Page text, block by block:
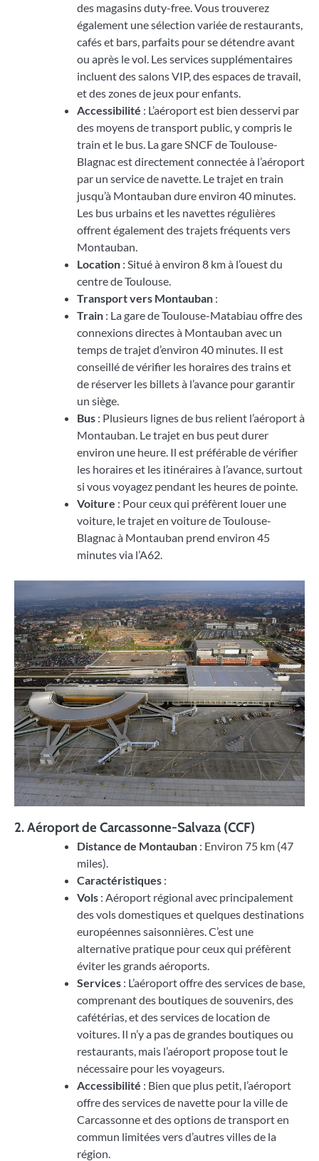
des magasins duty-free. Vous trouverez
également une sélection variée de restaurants,
cafés et bars, parfaits pour se détendre avant
ou après le vol. Les services supplémentaires
incluent des salons VIP, des espaces de travail,
et des zones de jeux pour enfants.
Accessibilité : L’aéroport est bien desservi par
des moyens de transport public, y compris le
train et le bus. La gare SNCF de Toulouse-
Blagnac est directement connectée à l’aéroport
par un service de navette. Le trajet en train
jusqu’à Montauban dure environ 40 minutes.
Les bus urbains et les navettes régulières
offrent également des trajets fréquents vers
Montauban.
Location : Situé à environ 8 km à l’ouest du
centre de Toulouse.
Transport vers Montauban :
Train : La gare de Toulouse-Matabiau offre des
connexions directes à Montauban avec un
temps de trajet d’environ 40 minutes. Il est
conseillé de vérifier les horaires des trains et
de réserver les billets à l’avance pour garantir
un siège.
Bus : Plusieurs lignes de bus relient l’aéroport à
Montauban. Le trajet en bus peut durer
environ une heure. Il est préférable de vérifier
les horaires et les itinéraires à l’avance, surtout
si vous voyagez pendant les heures de pointe.
Voiture : Pour ceux qui préfèrent louer une
voiture, le trajet en voiture de Toulouse-
Blagnac à Montauban prend environ 45
minutes via l’A62.
2.Aéroport de Carcassonne-Salvaza (CCF)
Distance de Montauban : Environ 75 km (47
miles).
Caractéristiques :
Vols : Aéroport régional avec principalement
des vols domestiques et quelques destinations
européennes saisonnières. C’est une
alternative pratique pour ceux qui préfèrent
éviter les grands aéroports.
Services : L’aéroport offre des services de base,
comprenant des boutiques de souvenirs, des
cafétérias, et des services de location de
voitures. Il n’y a pas de grandes boutiques ou
restaurants, mais l’aéroport propose tout le
nécessaire pour les voyageurs.
Accessibilité : Bien que plus petit, l’aéroport
offre des services de navette pour la ville de
Carcassonne et des options de transport en
commun limitées vers d’autres villes de la
région.